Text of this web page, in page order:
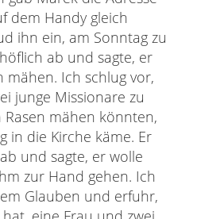
dem Handy gleich
ihn ein, am Sonntag zu
ab und sagte, er
mähen. Ich schlug vor,
junge Missionare zu
mähen könnten,
in die Kirche käme. Er
und sagte, er wolle
zur Hand gehen. Ich
Glauben und erfuhr,